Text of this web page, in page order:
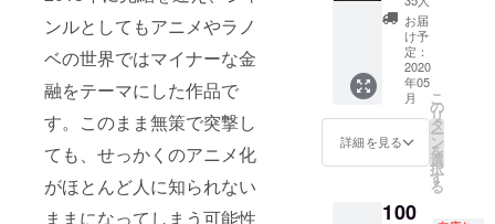
ンルとしてもアニメやラノ
ベの世界ではマイナーな金
融をテーマにした作品で
す。このまま無策で突撃し
ても、せっかくのアニメ化
がほとんど人に知られない
ままになってしまう可能性
名前は
お受け
できま
せん。
ご支援
時に備
考欄に
るお名
前を記
くださ
い。
（デジ
タル）
・パッ
ケージ
・アー
トブッ
ク ・Ｔ
（ワン
サイ
ジュポ
去同人
誌短編
小説集
（デジ
タル）
・パッ
・アー
トブッ
（ワン
を大き
くさせ
ていた
だきま
す。 ＜
リター
ン＞ ・
壁紙 ・
キー
を立
案、提
言し、
実行し
ていく
ことが
必要で
す。 重
ション
サー)/最
高技術
責任
者』 組
織の骨
格を形
作るの
はあな
たで
す。
Ｏ』の
お届
け予
定：
2020
年05
月
詳細を見る
こ
の
リ
タ
ー
ン
を
選
択
す
る
100